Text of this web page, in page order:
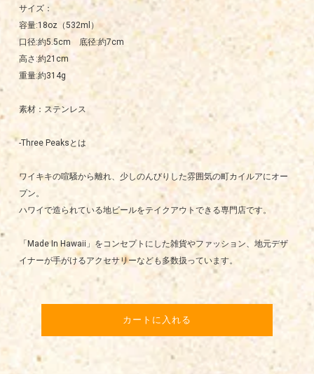
サイズ：
容量:18oz（532ml）
口径:約5.5cm 底径:約7cm
高さ:約21cm
重量:約314g
素材：ステンレス
-Three Peaksとは
ワイキキの喧騒から離れ、少しのんびりした雰囲気の町カイルアにオー
プン。
ハワイで造られている地ビールをテイクアウトできる専門店です。
「Made In Hawaii」をコンセプトにした雑貨やファッション、地元デザ
イナーが手がけるアクセサリーなども多数扱っています。
カートに入れる